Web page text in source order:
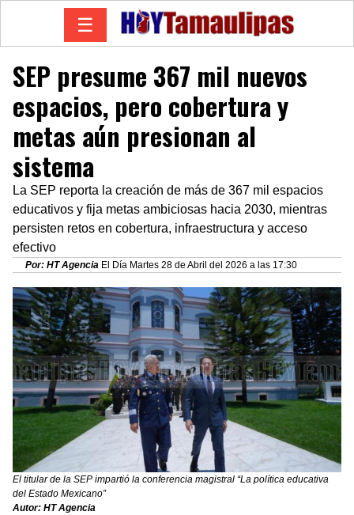
☰
SEP presume 367 mil nuevos
espacios, pero cobertura y
metas aún presionan al
sistema
La SEP reporta la creación de más de 367 mil espacios
educativos y fija metas ambiciosas hacia 2030, mientras
persisten retos en cobertura, infraestructura y acceso
efectivo
Por: HT Agencia El Día Martes 28 de Abril del 2026 a las 17:30
El titular de la SEP impartió la conferencia magistral “La política educativa
del Estado Mexicano”
Autor: HT Agencia